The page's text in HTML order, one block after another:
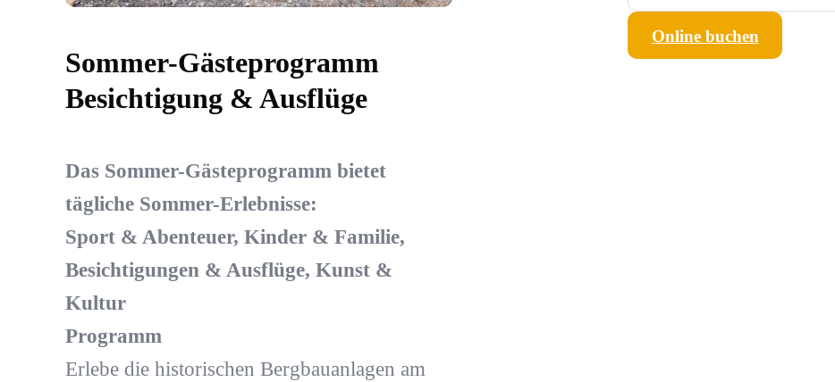
Sommer-Gästeprogramm
Besichtigung & Ausflüge
Das Sommer-Gästeprogramm bietet
tägliche Sommer-Erlebnisse:
Sport & Abenteuer, Kinder & Familie,
Besichtigungen & Ausflüge, Kunst &
Kultur
Programm
Erlebe die historischen Bergbauanlagen am
Online buchen